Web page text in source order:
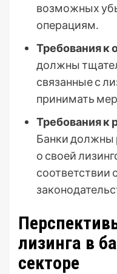
возможных
операциям․
Требования к
должны
связанные с
принимать
Требования
Банки должны
о своей
соответствии
лизинга в
секторе